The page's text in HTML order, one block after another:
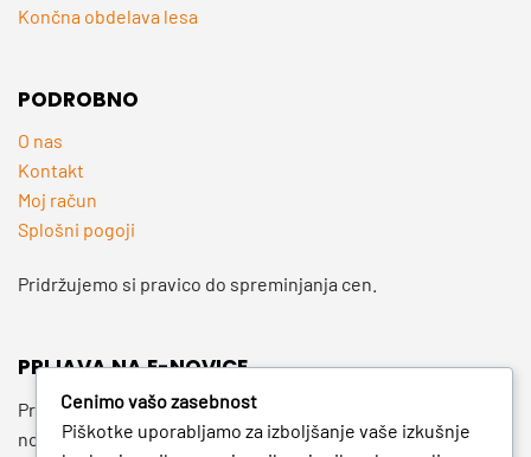
Končna obdelava lesa
PODROBNO
O nas
Kontakt
Moj račun
Splošni pogoji
Pridržujemo si pravico do spreminjanja cen.
PRIJAVA NA E-NOVICE
Prijavite se na e-novice in bodite med prvimi, ki izvejo za
novosti, posebne ponudbe in koristne nasvete.
Cenimo vašo zasebnost
Piškotke uporabljamo za izboljšanje vaše izkušnje